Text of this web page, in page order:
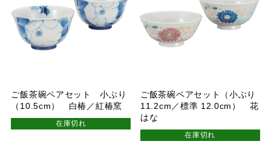
ご飯茶碗ペアセット 小ぶり
（10.5cm） 白椿／紅椿窯
在庫切れ
ご飯茶碗ペアセット（小ぶり
11.2cm／標準 12.0cm） 花
はな
在庫切れ